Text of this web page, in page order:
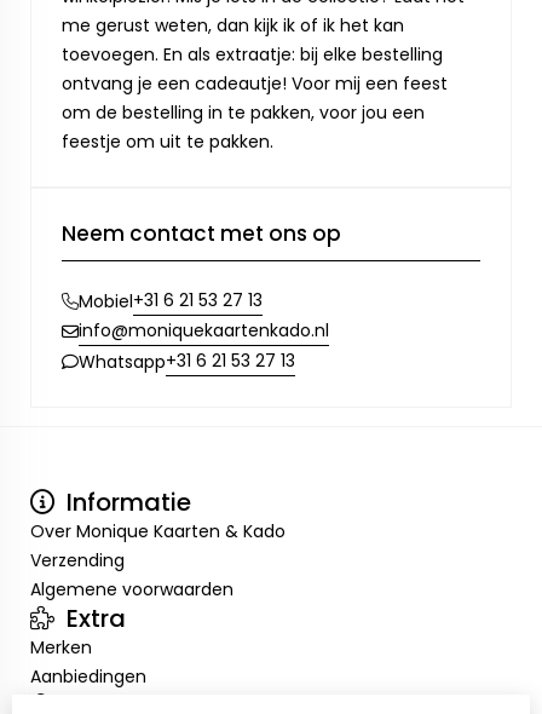
me gerust weten, dan kijk ik of ik het kan
toevoegen. En als extraatje: bij elke bestelling
ontvang je een cadeautje! Voor mij een feest
om de bestelling in te pakken, voor jou een
feestje om uit te pakken.
Neem contact met ons op
Mobiel+31 6 21 53 27 13
info@moniquekaartenkado.nl
Whatsapp+31 6 21 53 27 13
Informatie
Over Monique Kaarten & Kado
Verzending
Algemene voorwaarden
Extra
Merken
Aanbiedingen